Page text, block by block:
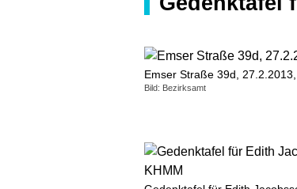
Emser Straße 39d,
Bild: Bezirksamt